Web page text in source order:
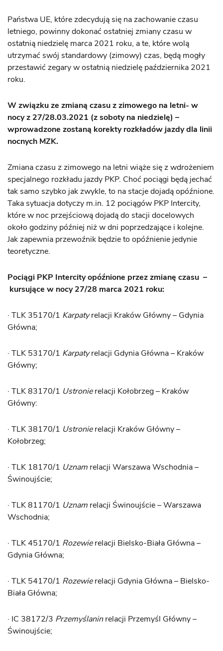
Państwa UE, które zdecydują się na zachowanie czasu
letniego, powinny dokonać ostatniej zmiany czasu w
ostatnią niedzielę marca 2021 roku, a te, które wolą
utrzymać swój standardowy (zimowy) czas, będą mogły
przestawić zegary w ostatnią niedzielę października 2021
roku.
W związku ze zmianą czasu z zimowego na letni- w
nocy z 27/28.03.2021 (z soboty na niedzielę) –
wprowadzone zostaną korekty rozkładów jazdy dla linii
nocnych MZK.
Zmiana czasu z zimowego na letni wiąże się z wdrożeniem
specjalnego rozkładu jazdy PKP. Choć pociągi będą jechać
tak samo szybko jak zwykle, to na stacje dojadą opóźnione.
Taka sytuacja dotyczy m.in. 12 pociągów PKP Intercity,
które w noc przejściową dojadą do stacji docelowych
około godziny później niż w dni poprzedzające i kolejne.
Jak zapewnia przewoźnik będzie to opóźnienie jedynie
teoretyczne.
Pociągi PKP Intercity opóźnione przez zmianę czasu –
kursujące w nocy 27/28 marca 2021 roku:
· TLK 35170/1 Karpatyrelacji Kraków Główny – Gdynia
Główna;
· TLK 53170/1 Karpatyrelacji Gdynia Główna – Kraków
Główny;
· TLK 83170/1 Ustronierelacji Kołobrzeg – Kraków
Główny:
· TLK 38170/1 Ustronierelacji Kraków Główny –
Kołobrzeg;
· TLK 18170/1 Uznam relacji Warszawa Wschodnia –
Świnoujście;
· TLK 81170/1 Uznam relacji Świnoujście – Warszawa
Wschodnia;
· TLK 45170/1 Rozewierelacji Bielsko-Biała Główna –
Gdynia Główna;
· TLK 54170/1 Rozewierelacji Gdynia Główna – Bielsko-
Biała Główna;
· IC 38172/3 Przemyślaninrelacji Przemyśl Główny –
Świnoujście;